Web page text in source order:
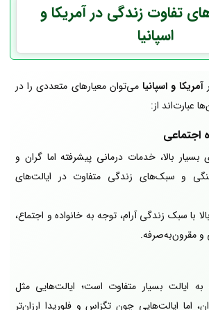
تفاوت زندگی در آمریکا و
اسپانیا
آمریکا و اسپانیا می‌توان معیارهای متعددی را در
عبارت‌اند از:
اجتماعی
بسیار بالا، خدمات درمانی پیشرفته اما گران و
و سبک‌های زندگی متفاوت در ایالت‌های
با سبک زندگی آرام، توجه به خانواده و اجتماع،
و مقرون‌به‌صرفه.
به ایالت بسیار متفاوت است؛ ایالت‌هایی مثل
اما ایالت‌هایی چون تگزاس و فلوریدا ارزان‌تر